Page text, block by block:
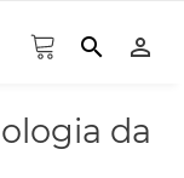
search person_outline
da